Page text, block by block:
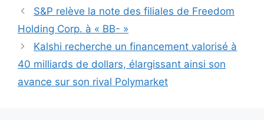
S&P relève la note des filiales de Freedom
Holding Corp. à « BB- »
Kalshi recherche un financement valorisé à
40 milliards de dollars, élargissant ainsi son
avance sur son rival Polymarket